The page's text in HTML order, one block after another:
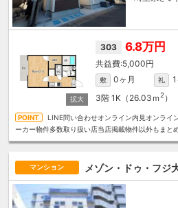
303 6.8万円
5,000円
敷 0ヶ月 礼
3階 1K（26.03ｍ 2）
LINE問い合わせオンライン内見オンライ
ーカー物件多数取り扱い店当店掲載物件以外もまと
マンション メゾン・ドゥ・フジ